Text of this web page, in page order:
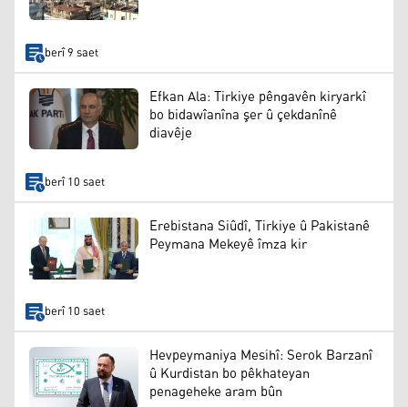
berî 9 saet
Efkan Ala: Tirkiye pêngavên kiryarkî
bo bidawîanîna şer û çekdanînê
diavêje
berî 10 saet
Erebistana Siûdî, Tirkiye û Pakistanê
Peymana Mekeyê îmza kir
berî 10 saet
Hevpeymaniya Mesihî: Serok Barzanî
û Kurdistan bo pêkhateyan
penageheke aram bûn